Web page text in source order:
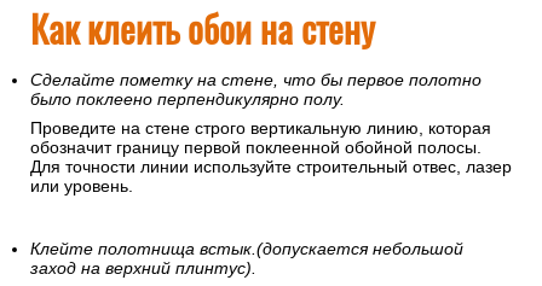
Как клеить обои на стену
Сделайте пометку на стене, что бы первое полотно
было поклеено перпендикулярно полу.
Проведите на стене строго вертикальную линию, которая
обозначит границу первой поклеенной обойной полосы.
Для точности линии используйте строительный отвес, лазер
или уровень.
Клейте полотнища встык.(допускается небольшой
заход на верхний плинтус).